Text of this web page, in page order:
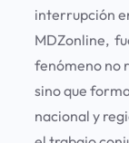
interrupción
MDZonline,
fenómeno no
sino que
nacional y